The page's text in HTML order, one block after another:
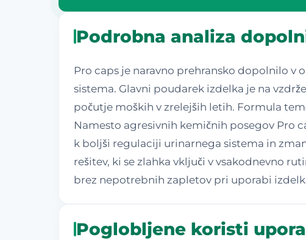
Podrobna analiza
Pro caps je naravno prehransko dopolnilo
sistema. Glavni poudarek izdelka je na
počutje moških v zrelejših letih. Formula
Namesto agresivnih kemičnih posegov Pro
k boljši regulaciji urinarnega sistema in
rešitev, ki se zlahka vključi v vsakodnevno
brez nepotrebnih zapletov pri uporabi
Poglobljene koristi